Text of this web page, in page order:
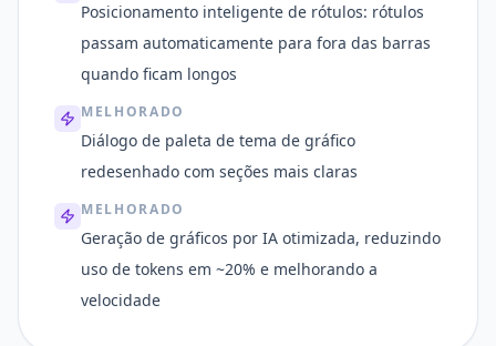
Posicionamento inteligente de rótulos: rótulos
passam automaticamente para fora das barras
quando ficam longos
MELHORADO
Diálogo de paleta de tema de gráfico
redesenhado com seções mais claras
MELHORADO
Geração de gráficos por IA otimizada, reduzindo
uso de tokens em ~20% e melhorando a
velocidade